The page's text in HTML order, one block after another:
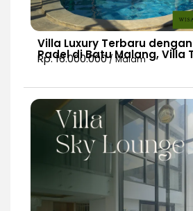
Villa Luxury Terbaru
Padel di Batu Malang, Villa
Rp. 16.000.000/ Malam